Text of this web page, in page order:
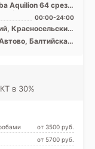
Аquilion 64 среза,
Vantage Titan
1.5T полуоткры ...
00:00-24:00
Красносельский,
Московский,
Лен.
Балтийская,
Юго-Западная,
в 30%
от 3500 pуб.
от 5700 pуб.